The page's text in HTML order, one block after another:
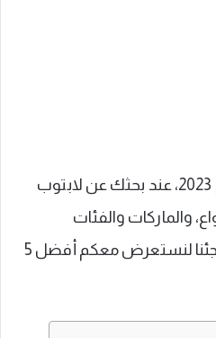
أفضل 5 أجهزة لابتوب لعام 2023، عند بحثك عن لابتوب
والماركات والفئات
بمواصفات مختلفة، بالتالي جئنا لنستعرض معكم أفضل 5